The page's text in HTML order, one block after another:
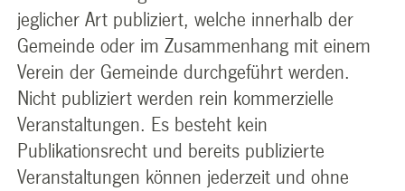
jeglicher Art publiziert, welche innerhalb der
Gemeinde oder im Zusammenhang mit einem
Verein der Gemeinde durchgeführt werden.
Nicht publiziert werden rein kommerzielle
Veranstaltungen. Es besteht kein
Publikationsrecht und bereits publizierte
Veranstaltungen können jederzeit und ohne